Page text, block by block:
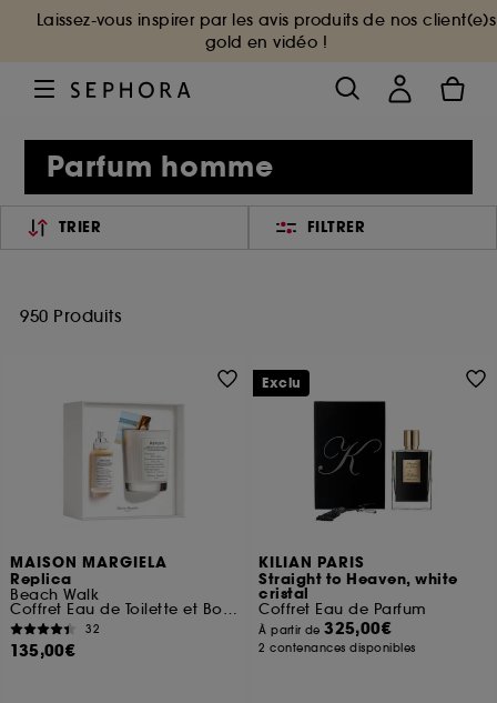
Laissez-vous inspirer par les avis produits de nos client(e)s
gold en vidéo !
Parfum homme
TRIER FILTRER
950 Produits
MAISON MARGIELA
Replica
Beach Walk
Coffret Eau de Toilette et Bougie
32
135,00€
KILIAN PARIS
Straight to Heaven, white
cristal
Coffret Eau de Parfum
À partir de325,00€
2 contenances disponibles
Exclu